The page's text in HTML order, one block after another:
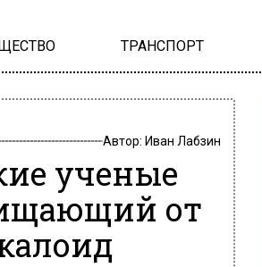
ТРАНСПОРТ
Автор: Иван Лабзин
ученые
от